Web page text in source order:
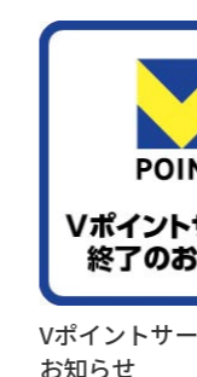
終了の